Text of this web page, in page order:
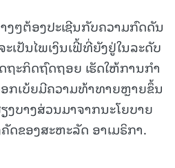
ໆຕ້ອງປະເຊີນກັບຄວາມກົດດັນ
ປັນໄພເງິນເຟີ້ທີ່ຍັງຢູ່ໃນລະດັບ
ຖະກິດຖົດຖອຍ ເຮັດໃຫ້ການກໍາ
ກເບ້ຍມີຄວາມທ້າທາຍຫຼາຍຂຶ້ນ
ງບາງສ່ວນມາຈາກນະໂຍບາຍ
ດຂອງສະຫະລັດ ອາເມຣິກາ.